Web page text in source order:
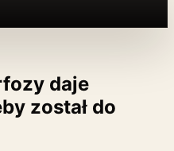
daje
został do